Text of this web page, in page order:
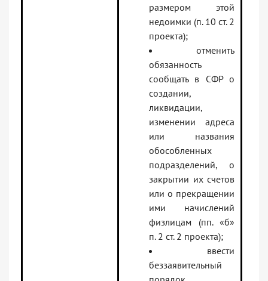
размером этой
недоимки (п. 10 ст. 2
проекта);
отменить
обязанность
сообщать в СФР о
создании,
ликвидации,
изменении адреса
или названия
обособленных
подразделений, о
закрытии их счетов
или о прекращении
ими начислений
физлицам (пп. «б»
п. 2 ст. 2 проекта);
ввести
беззаявительный